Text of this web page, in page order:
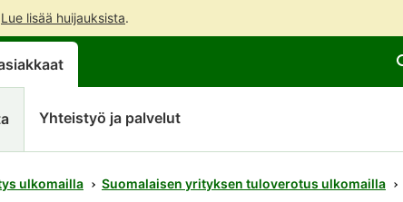
Lue lisää huijauksista.
sisältöön
sivuston
Yhteistyö ja palvelut
ulkomailla Suomalaisen yrityksen tuloverotus ulkomailla